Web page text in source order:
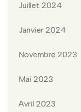
Juillet 2024
Janvier 2024
Novembre 2023
Mai 2023
Avril 2023